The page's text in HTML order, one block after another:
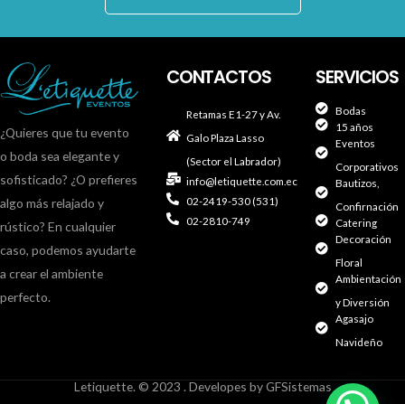
¿Quieres que tu evento
o boda sea elegante y
sofisticado? ¿O prefieres
algo más relajado y
rústico? En cualquier
caso, podemos ayudarte
a crear el ambiente
perfecto.
CONTACTOS
Retamas E1-27 y Av.
Galo Plaza Lasso
(Sector el Labrador)
info@letiquette.com.ec
02-2419-530 (531)
02-2810-749
SERVICIOS
Bodas
15 años
Eventos
Corporativos
Bautizos,
Confirnación
Catering
Decoración
Floral
Ambientación
y Diversión
Agasajo
Navideño
Letiquette. © 2023 . Developes by GFSistemas